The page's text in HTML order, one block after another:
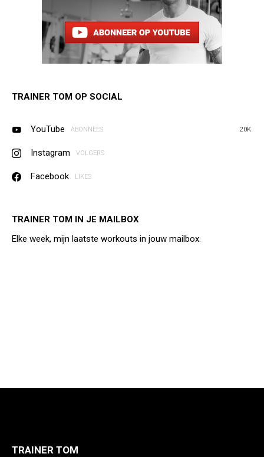
TRAINER TOM OP SOCIAL
YouTube 20K
ABONNEES
Instagram VOLGERS
Facebook LIKES
TRAINER TOM IN JE MAILBOX
Elke week, mijn laatste workouts in jouw mailbox.
TRAINER TOM